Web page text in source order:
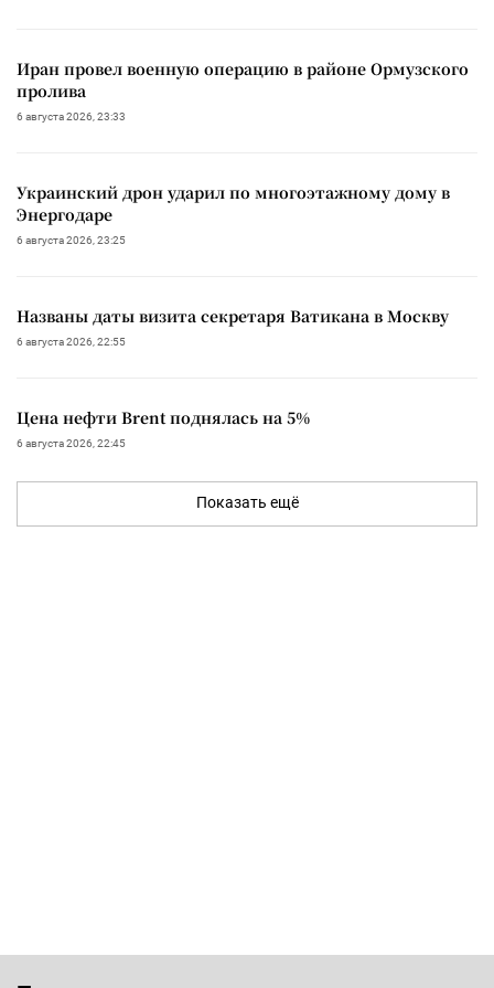
Иран провел военную операцию в районе Ормузского
пролива
6 августа 2026, 23:33
Украинский дрон ударил по многоэтажному дому в
Энергодаре
6 августа 2026, 23:25
Названы даты визита секретаря Ватикана в Москву
6 августа 2026, 22:55
Цена нефти Brent поднялась на 5%
6 августа 2026, 22:45
Показать ещё